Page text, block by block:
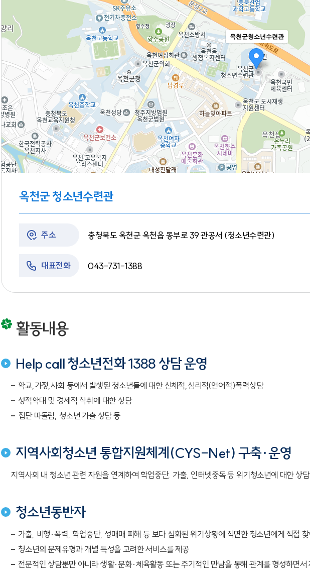
옥천군청소년수련관
옥천군 청소년수련관
주소 충청북도 옥천군 옥천읍 동부로 39 관공서 (청소년수련관)
대표전화 043-731-1388
활동내용
Help call 청소년전화 1388 상담 운영
학교,가정,사회 등에서 발생된 청소년들에 대한 신체적,심리적(언어적)폭력상담
성적학대 및 경제적 착취에 대한 상담
집단 따돌림, 청소년 가출 상담 등
지역사회청소년 통합지원체계(CYS-Net) 구축·운영
지역사회 내 청소년 관련 자원을 연계하여 학업중단, 가출, 인터넷중독 등 위기청소년에 대한 상
청소년동반자
가출, 비행·폭력, 학업중단, 성매매 피해 등 보다 심화된 위기상황에 직면한 청소년에게 직접
청소년의 문제유형과 개별 특성을 고려한 서비스를 제공
전문적인 상담뿐만 아니라 생활·문화·체육활동 또는 주기적인 만남을 통해 관계를 형성하면